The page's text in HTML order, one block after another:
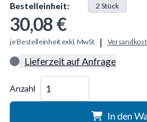
Bestelleinheit: 2 Stück
30,08 €
je Bestelleinheit exkl. MwSt |
Lieferzeit auf Anfrage
Anzahl
In den